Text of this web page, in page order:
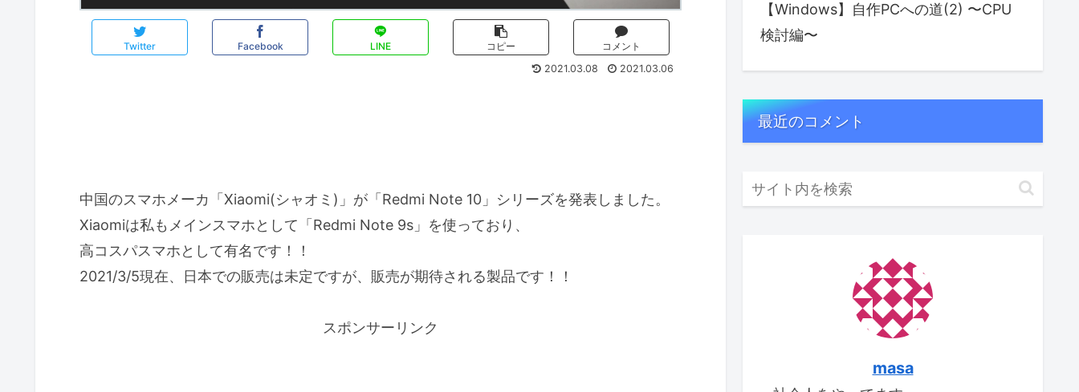
Twitter Facebook LINE コピー
コメント
2021.03.08
2021.03.06
中国のスマホメーカ「Xiaomi(シャオミ)」が「Redmi Note 10」シリーズを発表しました。
Xiaomiは私もメインスマホとして「Redmi Note 9s」を使っており、
高コスパスマホとして有名です！！
2021/3/5現在、日本での販売は未定ですが、販売が期待される製品です！！
スポンサーリンク
【Windows】自作PCへの道(2) 〜CPU
検討編〜
最近のコメント
masa